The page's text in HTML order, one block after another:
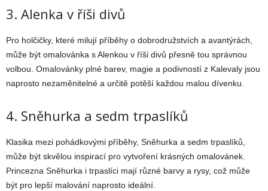
3. Alenka v říši divů
Pro holčičky, které milují příběhy o dobrodružstvích a avantýrách,
může být omalovánka s Alenkou v říši divů přesně tou správnou
volbou. Omalovánky plné barev, magie a podivností z Kalevaly jsou
naprosto nezaměnitelné a určitě potěší každou malou dívenku.
4. Sněhurka a sedm trpaslíků
Klasika mezi pohádkovými příběhy, Sněhurka a sedm trpaslíků,
může být skvělou inspirací pro vytvoření krásných omalovánek.
Princezna Sněhurka i trpaslíci mají různé barvy a rysy, což může
být pro lepší malování naprosto ideální.